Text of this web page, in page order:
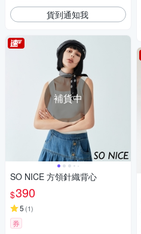
貨到通知我
補貨中
SO NICE 方領針織背心
$390
5 (1)
券